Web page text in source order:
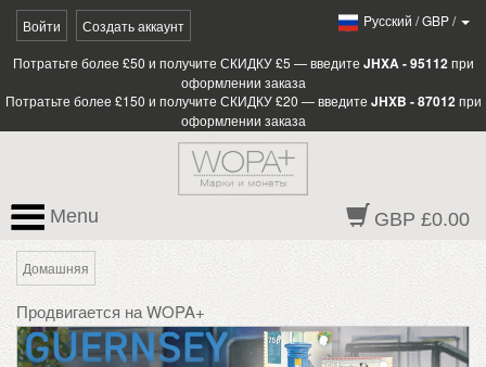
Войти Создать аккаунт Pусский /GBP/
Потратьте более £50 и получите СКИДКУ £5 — введите JHXA - 95112 при
оформлении заказа
Потратьте более £150 и получите СКИДКУ £20 — введите JHXB - 87012 при
оформлении заказа
GBP £0.00
Menu
Домашняя
Продвигается на WOPA+